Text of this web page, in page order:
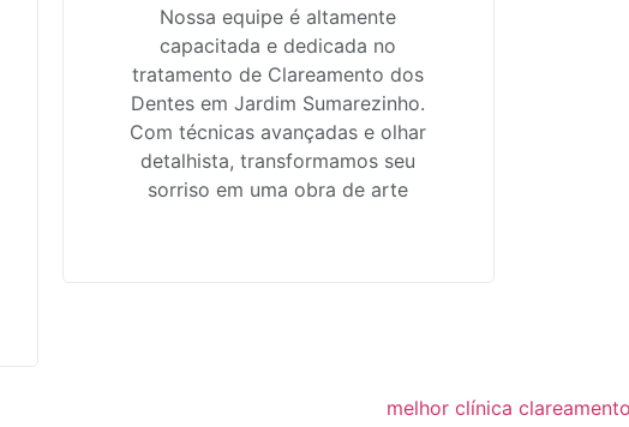
Nossa equipe é altamente
capacitada e dedicada no
tratamento de Clareamento dos
Dentes em Jardim Sumarezinho.
Com técnicas avançadas e olhar
detalhista, transformamos seu
sorriso em uma obra de arte